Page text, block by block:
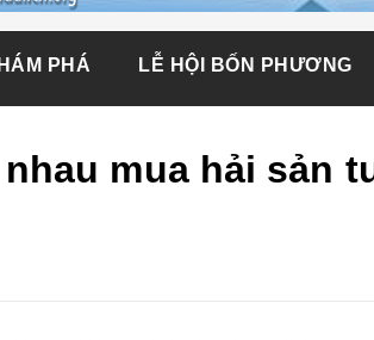
PHÁ LỄ HỘI BỐN PHƯƠNG
mua hải sản